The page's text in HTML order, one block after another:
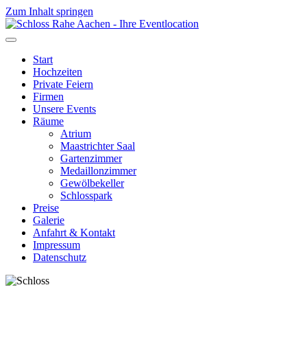
Zum Inhalt springen
Start
Hochzeiten
Private Feiern
Firmen
Unsere Events
Räume
Atrium
Maastrichter Saal
Gartenzimmer
Medaillonzimmer
Gewölbekeller
Schlosspark
Preise
Galerie
Anfahrt & Kontakt
Impressum
Datenschutz